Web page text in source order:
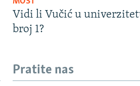
Vidi li Vučić u
broj 1?
Pratite nas